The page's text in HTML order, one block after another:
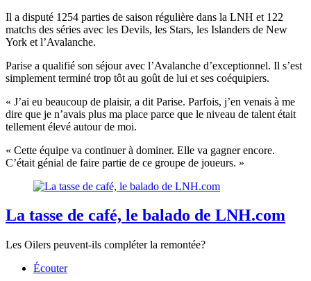
Il a disputé 1254 parties de saison régulière dans la LNH et 122
matchs des séries avec les Devils, les Stars, les Islanders de New
York et l’Avalanche.
Parise a qualifié son séjour avec l’Avalanche d’exceptionnel. Il s’est
simplement terminé trop tôt au goût de lui et ses coéquipiers.
« J’ai eu beaucoup de plaisir, a dit Parise. Parfois, j’en venais à me
dire que je n’avais plus ma place parce que le niveau de talent était
tellement élevé autour de moi.
« Cette équipe va continuer à dominer. Elle va gagner encore.
C’était génial de faire partie de ce groupe de joueurs. »
La tasse de café, le balado de LNH.com
Les Oilers peuvent-ils compléter la remontée?
Écouter